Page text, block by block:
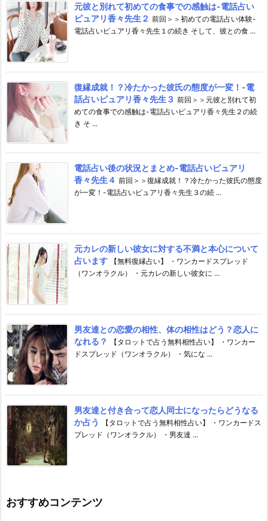
元彼と別れて初めての食事での感触は-電話占い
ピュアリ香々先生２ 前回＞＞初めての電話占い体験-
電話占いピュアリ香々先生１の続き そして、彼との食 ...
復縁成就！？冷たかった彼氏の態度が一変！-電
話占いピュアリ香々先生３ 前回＞＞元彼と別れて初
めての食事での感触は-電話占いピュアリ香々先生２の続
き そ ...
電話占い後の状況とまとめ-電話占いピュアリ
香々先生４ 前回＞＞復縁成就！？冷たかった彼氏の態度
が一変！-電話占いピュアリ香々先生３の続 ...
元カレの新しい彼女に対する不満と本心について
占います
【無料復縁占い】 ・ワンカードスプレッド
（ワンオラクル） ・元カレの新しい彼女に ...
男友達との恋愛の相性、体の相性はどう？恋人に
なれる？
【タロットで占う無料相性占い】 ・ワンカー
ドスプレッド（ワンオラクル） ・気にな ...
男友達と付き合って恋人同士になったらどうなる
か占う
【タロットで占う無料相性占い】 ・ワンカードス
プレッド（ワンオラクル） ・男友達 ...
おすすめコンテンツ